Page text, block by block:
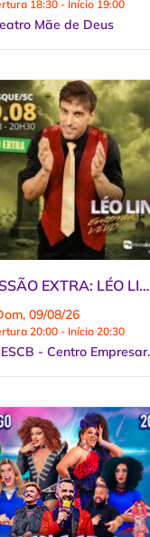
18:30 - Início 19:00
Mãe de Deus
SESSÃO EXTRA: LÉO LINS - ENTERRADO VIVO 09.08
09/08/26
20:00 - Início 20:30
- Centro Empresarial Socia